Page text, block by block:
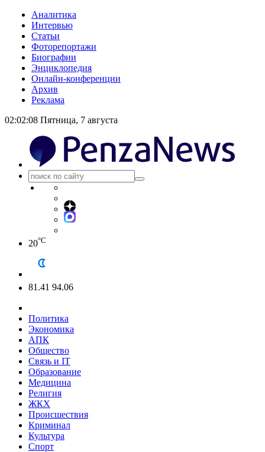
Аналитика
Интервью
Статьи
Фоторепортажи
Биографии
Энциклопедия
Онлайн-конференции
Архив
Реклама
02:02:09 Пятница, 7 августа
20°C
81.41 94.06
Политика
Экономика
АПК
Общество
Связь и IT
Образование
Медицина
Религия
ЖКХ
Происшествия
Криминал
Культура
Спорт